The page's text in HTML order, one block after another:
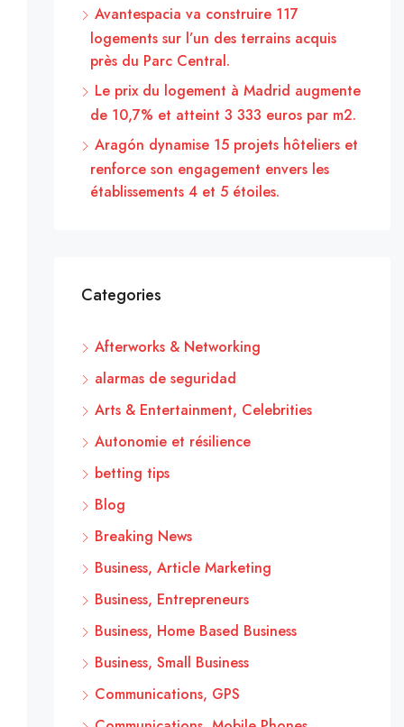
Avantespacia va construire 117
logements sur l’un des terrains acquis
près du Parc Central.
Le prix du logement à Madrid augmente
de 10,7% et atteint 3 333 euros par m2.
Aragón dynamise 15 projets hôteliers et
renforce son engagement envers les
établissements 4 et 5 étoiles.
Categories
Afterworks & Networking
alarmas de seguridad
Arts & Entertainment, Celebrities
Autonomie et résilience
betting tips
Blog
Breaking News
Business, Article Marketing
Business, Entrepreneurs
Business, Home Based Business
Business, Small Business
Communications, GPS